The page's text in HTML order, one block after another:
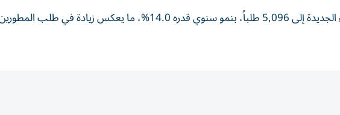
وارتفع عدد طلبات تصاريح البناء الجديدة إلى 5,096 طلباً، بنمو سنوي قدره 14.0%،